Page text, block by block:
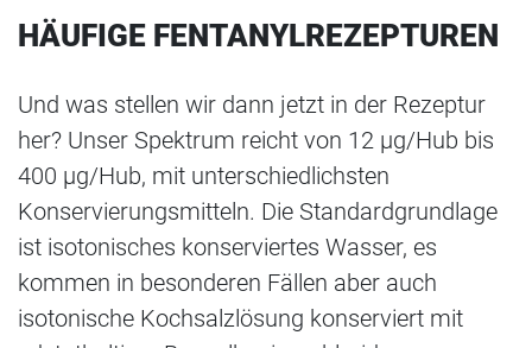
HÄUFIGE FENTANYLREZEPTUREN
Und was stellen wir dann jetzt in der Rezeptur
her? Unser Spektrum reicht von 12 µg/Hub bis
400 µg/Hub, mit unterschiedlichsten
Konservierungsmitteln. Die Standardgrundlage
ist isotonisches konserviertes Wasser, es
kommen in besonderen Fällen aber auch
isotonische Kochsalzlösung konserviert mit